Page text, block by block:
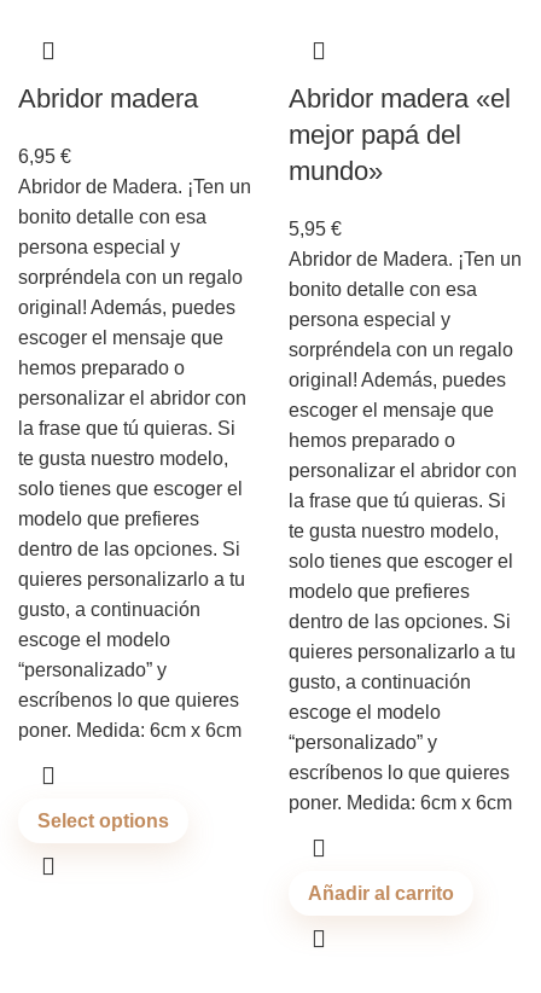
Abridor madera
6,95 €
Abridor de Madera. ¡Ten un
bonito detalle con esa
persona especial y
sorpréndela con un regalo
original! Además, puedes
escoger el mensaje que
hemos preparado o
personalizar el abridor con
la frase que tú quieras. Si
te gusta nuestro modelo,
solo tienes que escoger el
modelo que prefieres
dentro de las opciones. Si
quieres personalizarlo a tu
gusto, a continuación
escoge el modelo
“personalizado” y
escríbenos lo que quieres
poner. Medida: 6cm x 6cm
Select options
Abridor madera «el
mejor papá del
mundo»
5,95 €
Abridor de Madera. ¡Ten un
bonito detalle con esa
persona especial y
sorpréndela con un regalo
original! Además, puedes
escoger el mensaje que
hemos preparado o
personalizar el abridor con
la frase que tú quieras. Si
te gusta nuestro modelo,
solo tienes que escoger el
modelo que prefieres
dentro de las opciones. Si
quieres personalizarlo a tu
gusto, a continuación
escoge el modelo
“personalizado” y
escríbenos lo que quieres
poner. Medida: 6cm x 6cm
Añadir al carrito